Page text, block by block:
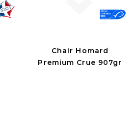
Chair Homard
Premium Crue 907gr